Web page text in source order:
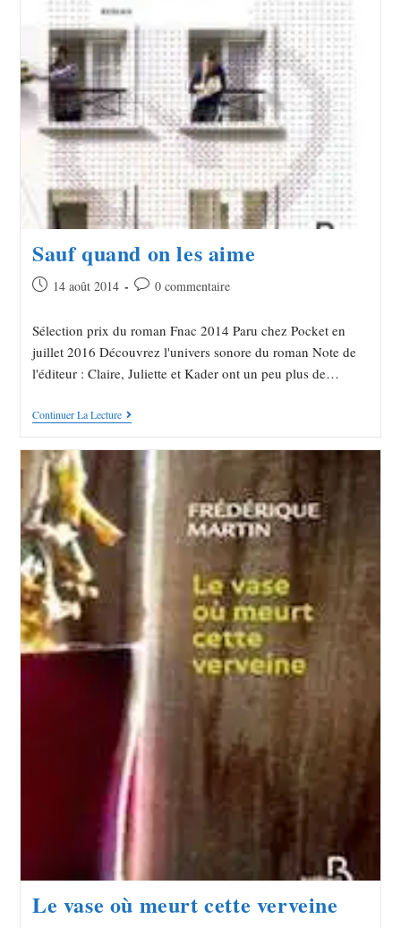
Sauf quand on les aime
14 août 2014 0 commentaire
Sélection prix du roman Fnac 2014 Paru chez Pocket en
juillet 2016 Découvrez l'univers sonore du roman Note de
l'éditeur : Claire, Juliette et Kader ont un peu plus de…
Continuer La Lecture
Le vase où meurt cette verveine